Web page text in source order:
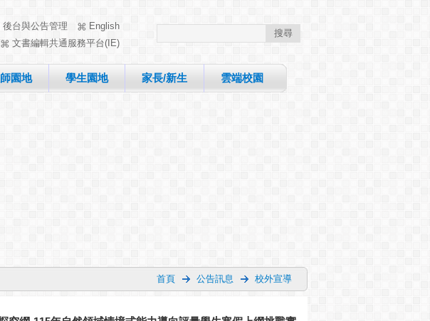
English
後台與公告管理
文書編輯共通服務平台(IE)
園地 學生園地 家長/新生 雲端校園
首頁 公告訊息 校外宣導